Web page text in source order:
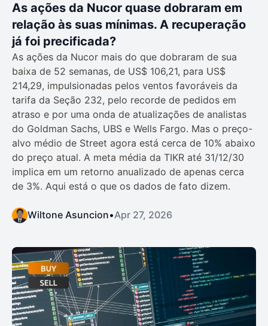
As ações da Nucor quase dobraram em
relação às suas mínimas. A recuperação
já foi precificada?
As ações da Nucor mais do que dobraram de sua
baixa de 52 semanas, de US$ 106,21, para US$
214,29, impulsionadas pelos ventos favoráveis da
tarifa da Seção 232, pelo recorde de pedidos em
atraso e por uma onda de atualizações de analistas
do Goldman Sachs, UBS e Wells Fargo. Mas o preço-
alvo médio de Street agora está cerca de 10% abaixo
do preço atual. A meta média da TIKR até 31/12/30
implica em um retorno anualizado de apenas cerca
de 3%. Aqui está o que os dados de fato dizem.
Wiltone Asuncion•Apr 27, 2026